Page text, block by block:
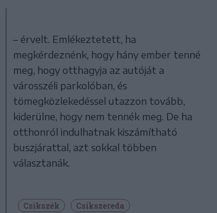
– érvelt. Emlékeztetett, ha
megkérdeznénk, hogy hány ember tenné
meg, hogy otthagyja az autóját a
városszéli parkolóban, és
tömegközlekedéssel utazzon tovább,
kiderülne, hogy nem tennék meg. De ha
otthonról indulhatnak kiszámítható
buszjárattal, azt sokkal többen
választanák.
Csíkszék
Csíkszereda